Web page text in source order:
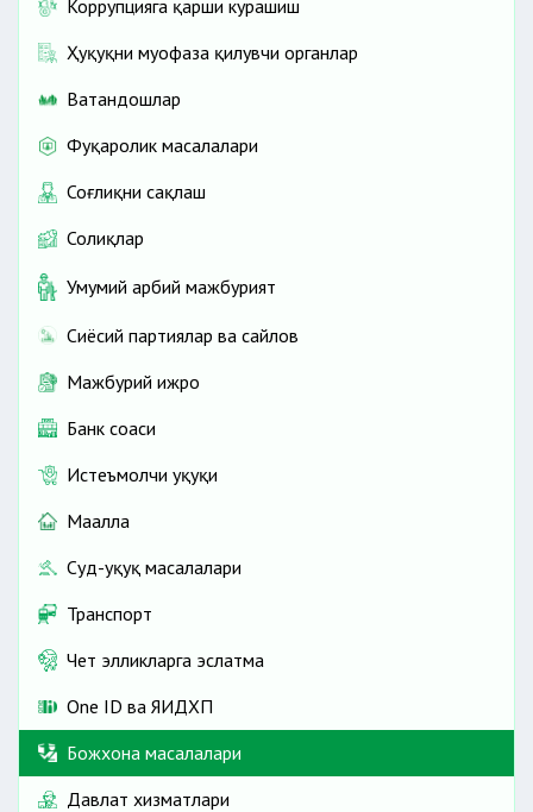
Коррупцияга қарши курашиш
Ҳуқуқни муҳофаза қилувчи органлар
Ватандошлар
Фуқаролик масалалари
Соғлиқни сақлаш
Солиқлар
Умумий ҳарбий мажбурият
Сиёсий партиялар ва сайлов
Мажбурий ижро
Банк соҳаси
Истеъмолчи ҳуқуқи
Маҳалла
Суд-ҳуқуқ масалалари
Транспорт
Чет элликларга эслатма
One ID ва ЯИДХП
Божхона масалалари
Давлат хизматлари